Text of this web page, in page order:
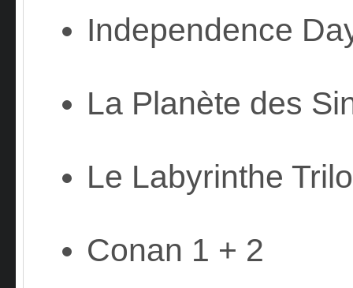
Independence
La Planète des
Le Labyrinthe
Conan 1 + 2